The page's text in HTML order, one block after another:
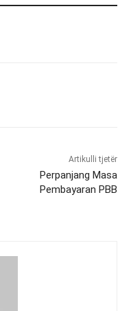
Artikulli tjetër
Perpanjang Masa
Pembayaran PBB